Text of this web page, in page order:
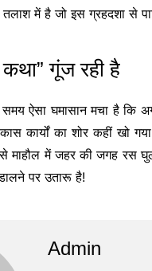
में है जो इस ग्रहदशा से
गूंज रही है
ऐसा घमासान मचा है कि
कार्यों का शोर कहीं खो
माहौल में जहर की जगह
डालने पर उतारू है!
Admin